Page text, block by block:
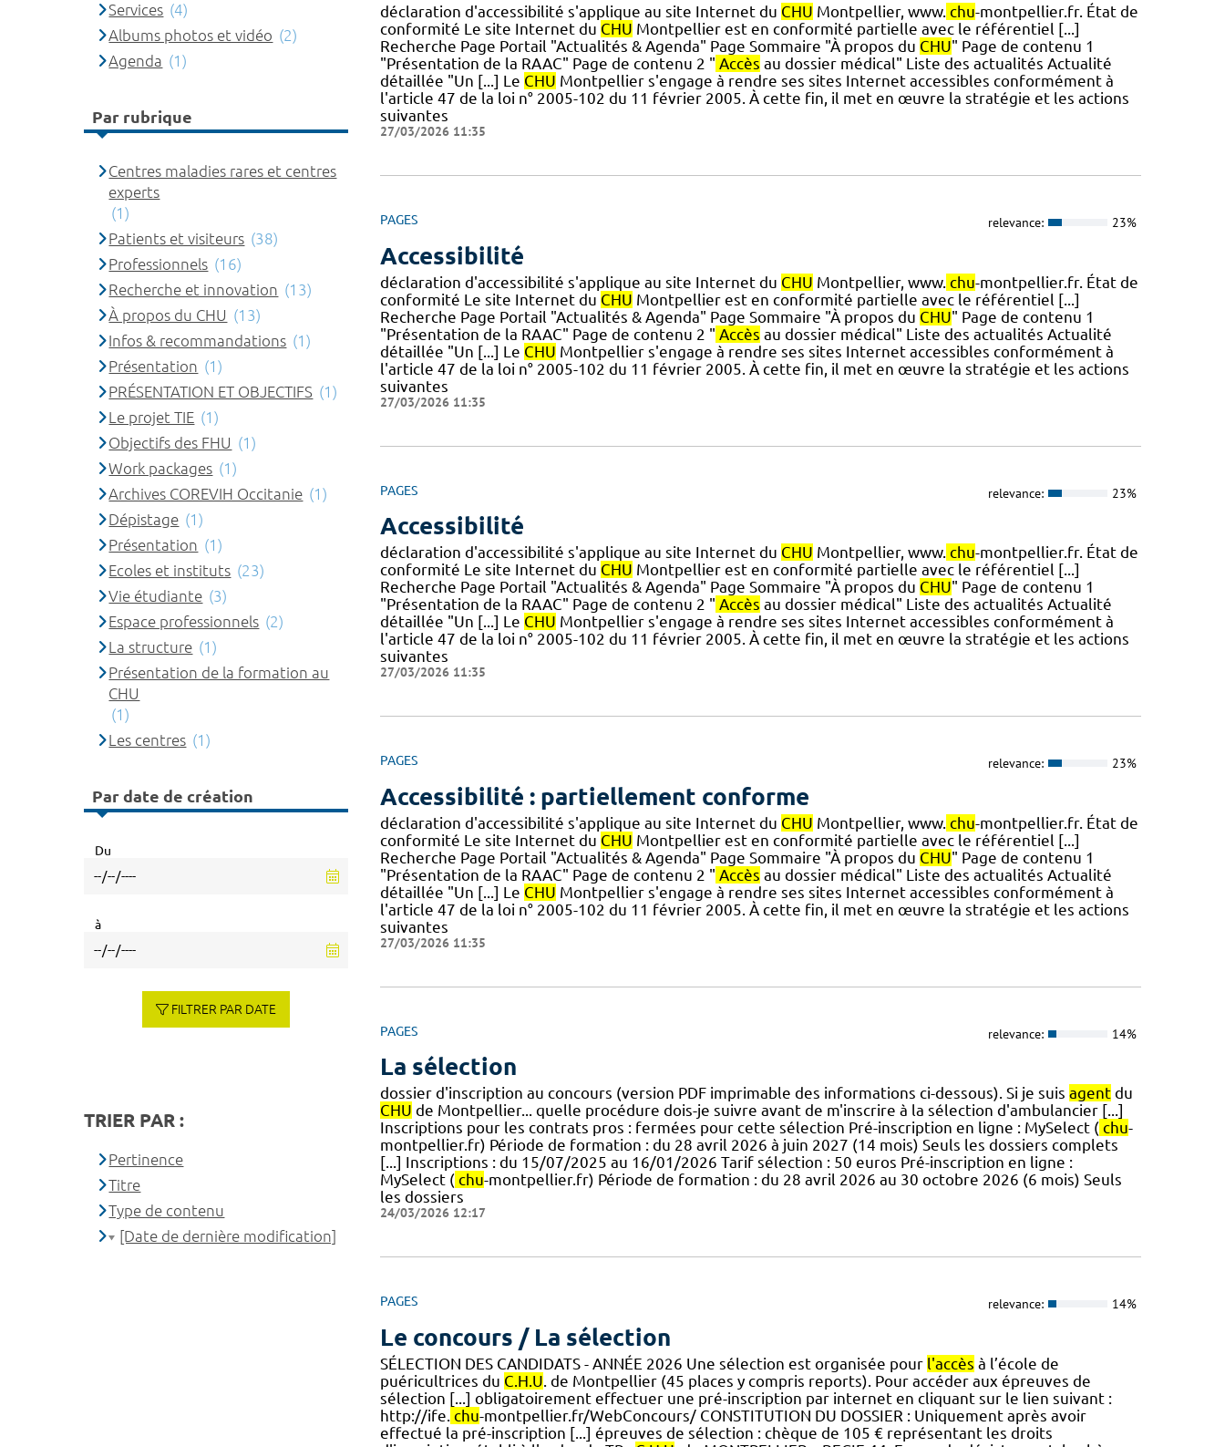
déclaration d'accessibilité s'applique au site Internet du CHU Montpellier, www. chu-montpellier.fr. État de
conformité Le site Internet du CHU Montpellier est en conformité partielle avec le référentiel [...]
Recherche Page Portail "Actualités & Agenda" Page Sommaire "À propos du CHU" Page de contenu 1
"Présentation de la RAAC" Page de contenu 2 " Accès au dossier médical" Liste des actualités Actualité
détaillée "Un [...] Le CHU Montpellier s'engage à rendre ses sites Internet accessibles conformément à
l'article 47 de la loi n° 2005-102 du 11 février 2005. À cette fin, il met en œuvre la stratégie et les actions
suivantes
27/03/2026 11:35
PAGES relevance: 23%
Accessibilité
déclaration d'accessibilité s'applique au site Internet du CHU Montpellier, www. chu-montpellier.fr. État de
conformité Le site Internet du CHU Montpellier est en conformité partielle avec le référentiel [...]
Recherche Page Portail "Actualités & Agenda" Page Sommaire "À propos du CHU" Page de contenu 1
"Présentation de la RAAC" Page de contenu 2 " Accès au dossier médical" Liste des actualités Actualité
détaillée "Un [...] Le CHU Montpellier s'engage à rendre ses sites Internet accessibles conformément à
l'article 47 de la loi n° 2005-102 du 11 février 2005. À cette fin, il met en œuvre la stratégie et les actions
suivantes
27/03/2026 11:35
PAGES relevance: 23%
Accessibilité
déclaration d'accessibilité s'applique au site Internet du CHU Montpellier, www. chu-montpellier.fr. État de
conformité Le site Internet du CHU Montpellier est en conformité partielle avec le référentiel [...]
Recherche Page Portail "Actualités & Agenda" Page Sommaire "À propos du CHU" Page de contenu 1
"Présentation de la RAAC" Page de contenu 2 " Accès au dossier médical" Liste des actualités Actualité
détaillée "Un [...] Le CHU Montpellier s'engage à rendre ses sites Internet accessibles conformément à
l'article 47 de la loi n° 2005-102 du 11 février 2005. À cette fin, il met en œuvre la stratégie et les actions
suivantes
27/03/2026 11:35
PAGES relevance: 23%
Accessibilité : partiellement conforme
déclaration d'accessibilité s'applique au site Internet du CHU Montpellier, www. chu-montpellier.fr. État de
conformité Le site Internet du CHU Montpellier est en conformité partielle avec le référentiel [...]
Recherche Page Portail "Actualités & Agenda" Page Sommaire "À propos du CHU" Page de contenu 1
"Présentation de la RAAC" Page de contenu 2 " Accès au dossier médical" Liste des actualités Actualité
détaillée "Un [...] Le CHU Montpellier s'engage à rendre ses sites Internet accessibles conformément à
l'article 47 de la loi n° 2005-102 du 11 février 2005. À cette fin, il met en œuvre la stratégie et les actions
suivantes
27/03/2026 11:35
PAGES relevance: 14%
La sélection
dossier d'inscription au concours (version PDF imprimable des informations ci-dessous). Si je suis agentdu
CHU de Montpellier... quelle procédure dois-je suivre avant de m'inscrire à la sélection d'ambulancier [...]
Inscriptions pour les contrats pros : fermées pour cette sélection Pré-inscription en ligne : MySelect ( chu-
montpellier.fr) Période de formation : du 28 avril 2026 à juin 2027 (14 mois) Seuls les dossiers complets
[...] Inscriptions : du 15/07/2025 au 16/01/2026 Tarif sélection : 50 euros Pré-inscription en ligne :
MySelect ( chu-montpellier.fr) Période de formation : du 28 avril 2026 au 30 octobre 2026 (6 mois) Seuls
les dossiers
24/03/2026 12:17
PAGES relevance: 14%
Le concours / La sélection
SÉLECTION DES CANDIDATS - ANNÉE 2026 Une sélection est organisée pour l'accès à l’école de
puéricultrices du C.H.U. de Montpellier (45 places y compris reports). Pour accéder aux épreuves de
sélection [...] obligatoirement effectuer une pré-inscription par internet en cliquant sur le lien suivant :
http://ife. chu-montpellier.fr/WebConcours/ CONSTITUTION DU DOSSIER : Uniquement après avoir
effectué la pré-inscription [...] épreuves de sélection : chèque de 105 € représentant les droits
Services (4)
Albums photos et vidéo (2)
Agenda (1)
Par rubrique
Centres maladies rares et centres
experts
(1)
Patients et visiteurs (38)
Professionnels (16)
Recherche et innovation (13)
À propos du CHU (13)
Infos & recommandations (1)
Présentation (1)
PRÉSENTATION ET OBJECTIFS (1)
Le projet TIE (1)
Objectifs des FHU (1)
Work packages (1)
Archives COREVIH Occitanie (1)
Dépistage (1)
Présentation (1)
Ecoles et instituts (23)
Vie étudiante (3)
Espace professionnels (2)
La structure (1)
Présentation de la formation au
CHU
(1)
Les centres (1)
Par date de création
Du
à
FILTRER PAR DATE
TRIER PAR :
Pertinence
Titre
Type de contenu
[Date de dernière modification]